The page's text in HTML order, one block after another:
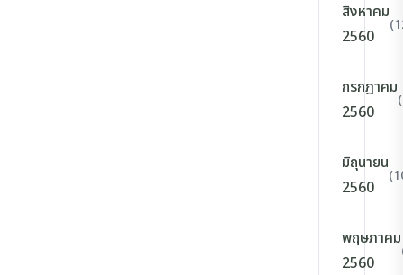
สิงหาคม
2560
กรกฎาคม
2560
มิถุนายน
2560
พฤษภาคม
2560